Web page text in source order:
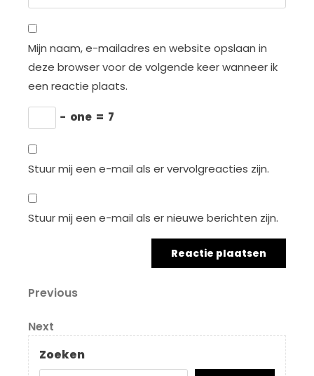
Mijn naam, e-mailadres en website opslaan in
deze browser voor de volgende keer wanneer ik
een reactie plaats.
− one = 7
Stuur mij een e-mail als er vervolgreacties zijn.
Stuur mij een e-mail als er nieuwe berichten zijn.
Berichtnavigatie
Previous
Previous
Next
Post
Next
Zoeken